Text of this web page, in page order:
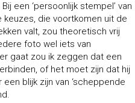
een ‘persoonlijk stempel’ van
die voortkomen uit de
valt, zou theoretisch vrij
foto wel iets van
gaat zou ik zeggen dat een
of het moet zijn dat hij
blijk zijn van ‘scheppende